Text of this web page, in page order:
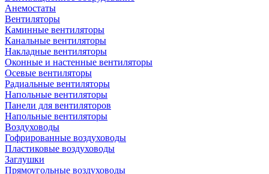
Анемостаты
Вентиляторы
Каминные вентиляторы
Канальные вентиляторы
Накладные вентиляторы
Оконные и настенные вентиляторы
Осевые вентиляторы
Радиальные вентиляторы
Напольные вентиляторы
Панели для вентиляторов
Напольные вентиляторы
Воздуховоды
Гофрированные воздуховоды
Пластиковые воздуховоды
Заглушки
Прямоугольные воздуховоды